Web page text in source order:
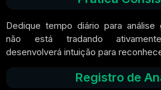
Dedique tempo diário para análise
não está tradando
desenvolverá intuição para
Registro de